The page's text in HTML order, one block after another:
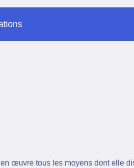
œuvre tous les moyens dont elle